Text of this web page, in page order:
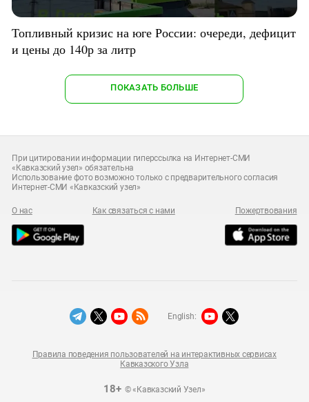
Топливный кризис на юге России: очереди, дефицит
и цены до 140р за литр
ПОКАЗАТЬ БОЛЬШЕ
При цитировании информации гиперссылка на Интернет-СМИ
«Кавказский узел» обязательна
Использование фото возможно только с предварительного согласия
Интернет-СМИ «Кавказский узел»
О нас Как связаться с нами Пожертвования
18+© «Кавказский Узел»
Правила поведения пользователей на интерактивных сервисах
Кавказского Узла
English: